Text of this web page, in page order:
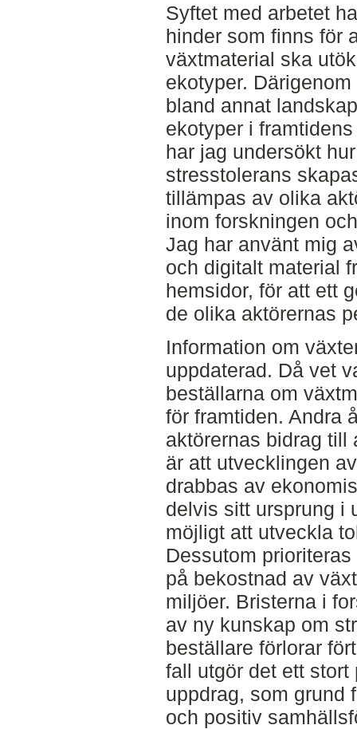
Syftet med arbetet
hinder som finns för
växtmaterial ska
ekotyper.
bland annat
ekotyper i
har jag undersökt
stresstolerans
tillämpas av olika
inom forskningen
Jag har använt mig
och digitalt material
hemsidor, för att ett
de olika aktörernas
Information om
uppdaterad. Då vet
beställarna om
för framtiden. Andra
aktörernas bidrag till
är att utvecklingen
drabbas av
delvis sitt ursprung i
möjligt att utveckla
Dessutom
på bekostnad av
miljöer. Bristerna i
av ny kunskap om
beställare förlorar
fall utgör det ett
uppdrag, som grund
och positiv